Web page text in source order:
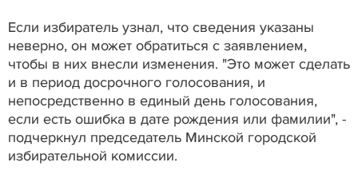
Если избиратель узнал, что сведения указаны
неверно, он может обратиться с заявлением,
чтобы в них внесли изменения. "Это может сделать
и в период досрочного голосования, и
непосредственно в единый день голосования,
если есть ошибка в дате рождения или фамилии", -
подчеркнул председатель Минской городской
избирательной комиссии.